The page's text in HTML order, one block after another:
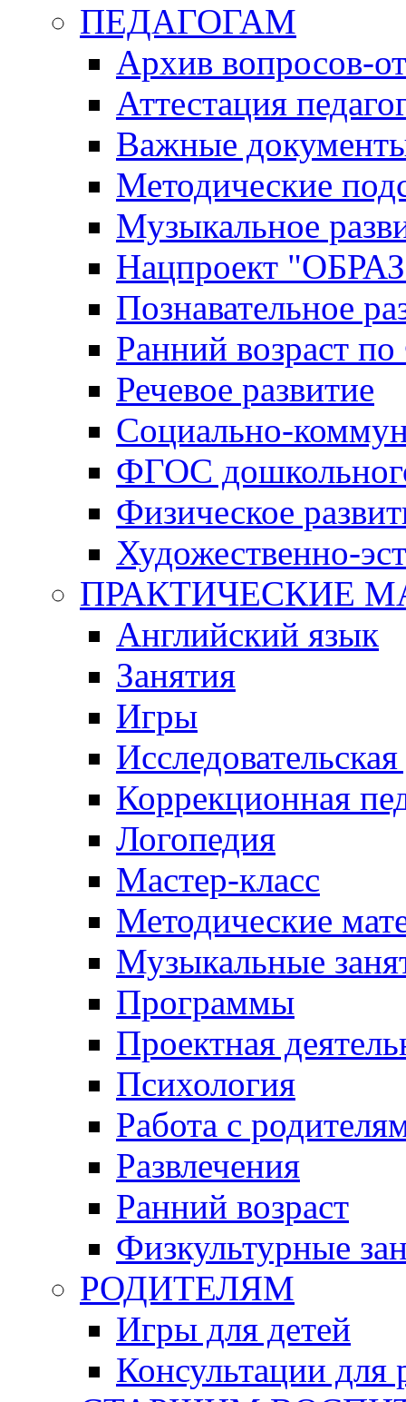
ПЕДАГОГАМ
Архив вопросов-
Аттестация
Важные
Методические
Музыкальное
Нацпроект
Познавательное
Ранний возраст
Речевое развитие
Социально-
ФГОС
Физическое
Художественно-
ПРАКТИЧЕСКИЕ
Английский язык
Занятия
Игры
Коррекционная
Логопедия
Мастер-класс
Методические
Музыкальные
Программы
Проектная
Психология
Работа с
Развлечения
Ранний возраст
Физкультурные
РОДИТЕЛЯМ
Игры для детей
Консультации для